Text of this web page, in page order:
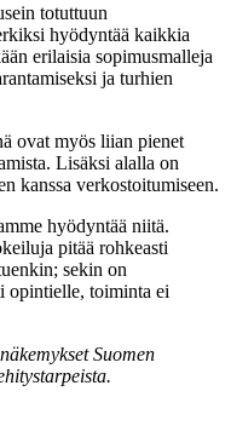
totuttuun
hyödyntää kaikkia
erilaisia sopimusmalleja
ja turhien
ovat myös liian pienet
Lisäksi alalla on
kanssa verkostoitumiseen.
hyödyntää niitä.
pitää rohkeasti
sekin on
opintielle, toiminta ei
Suomen